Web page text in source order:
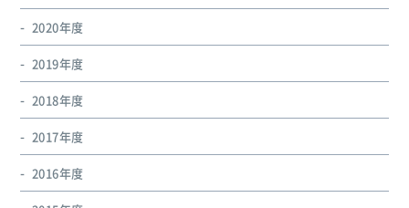
2020年度
2019年度
2018年度
2017年度
2016年度